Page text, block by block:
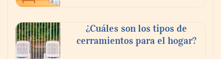
¿Cuáles son los tipos de
cerramientos para el hogar?